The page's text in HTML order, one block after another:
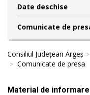
Date deschise
Comunicate de
Consiliul Județean Argeș
Comunicate de presa
Material de